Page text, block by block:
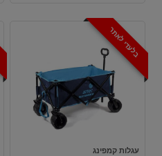
בלעדי לאתר
עגלות קמפינג